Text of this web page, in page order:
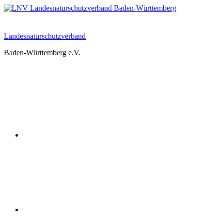
Zum
Landesnaturschutzverband
Baden-Württemberg e.V.